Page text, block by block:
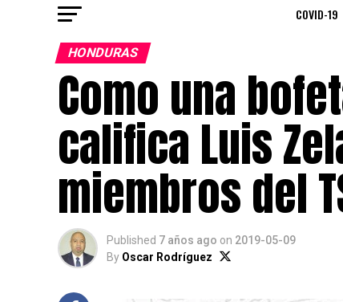
COVID-19
HONDURAS
Como una
califica Luis
miembros del
Published 7 años ago on 2019-05-09
By Oscar Rodríguez